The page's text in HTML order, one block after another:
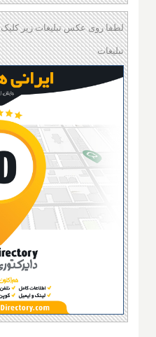
لطفا روی عکس تبلیغات زیر
تبلیغات